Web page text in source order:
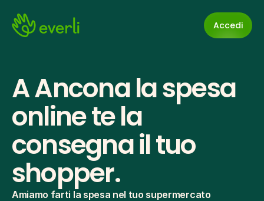
Accedi
A Ancona la spesa
online te la
consegna il tuo
shopper.
Amiamo farti la spesa nel tuo supermercato